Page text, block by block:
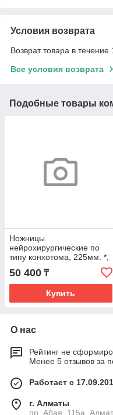
Условия возврата
Возврат товара в
Все условия возврата
Подобные товары
Ножницы
нейрохирургические по
типу конхотома, 225мм. *,
(34-5460R)
50 400 ₸
Купить
О нас
Рейтинг не
Менее 5 отзывов за
Работает с
г. Алматы
пр. Абая, 115а,